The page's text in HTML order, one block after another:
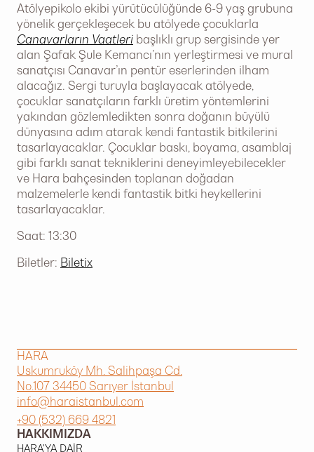
Atölyepikolo ekibi yürütücülüğünde 6-9 yaş grubuna
yönelik gerçekleşecek bu atölyede çocuklarla
Canavarların Vaatleri başlıklı grup sergisinde yer
alan Şafak Şule Kemancı’nın yerleştirmesi ve mural
sanatçısı Canavar’ın pentür eserlerinden ilham
alacağız. Sergi turuyla başlayacak atölyede,
çocuklar sanatçıların farklı üretim yöntemlerini
yakından gözlemledikten sonra doğanın büyülü
dünyasına adım atarak kendi fantastik bitkilerini
tasarlayacaklar. Çocuklar baskı, boyama, asamblaj
gibi farklı sanat tekniklerini deneyimleyebilecekler
ve Hara bahçesinden toplanan doğadan
malzemelerle kendi fantastik bitki heykellerini
tasarlayacaklar.
Saat: 13:30
Biletler: Biletix
HARA
Uskumruköy Mh. Salihpaşa Cd.
No.107 34450 Sarıyer İstanbul
info@haraistanbul.com
+90 (532) 669 4821
HAKKIMIZDA
HARA'YA DAIR